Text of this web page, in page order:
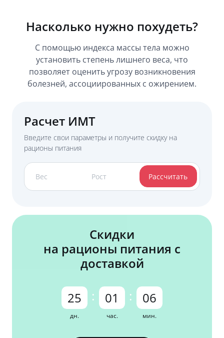
Насколько нужно похудеть?
С помощью индекса массы тела можно
установить степень лишнего веса, что
позволяет оценить угрозу возникновения
болезней, ассоциированных с ожирением.
Расчет ИМТ
Введите свои параметры и получите скидку на
рационы питания
Рассчитать
Скидки
на рационы питания с
доставкой
25
дн.
: 01
час.
: 06
мин.